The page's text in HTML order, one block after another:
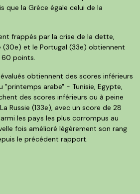
que la Grèce égale celui de la
frappés par la crise de la dette,
(30e) et le Portugal (33e) obtiennent
points.
obtiennent des scores inférieurs
"printemps arabe" - Tunisie, Egypte,
des scores inférieurs ou à peine
Russie (133e), avec un score de 28
les pays les plus corrompus au
fois amélioré légèrement son rang
le précédent rapport.